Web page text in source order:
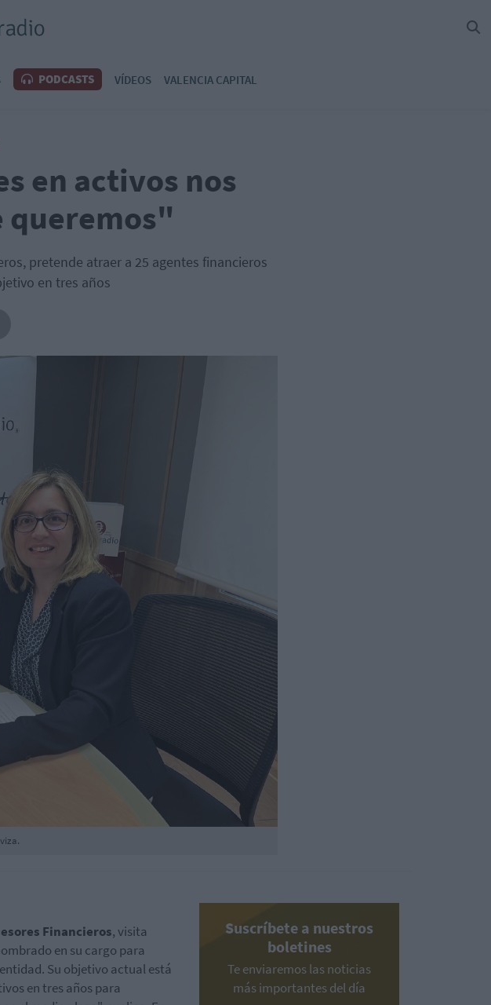
PODCASTS VÍDEOS VALENCIA CAPITAL
en activos nos
queremos"
pretende atraer a 25 agentes financieros
en tres años
Financieros, visita
en su cargo para
Su objetivo actual está
en tres años para
Suscríbete a nuestros
boletines
Te enviaremos las noticias
más importantes del día